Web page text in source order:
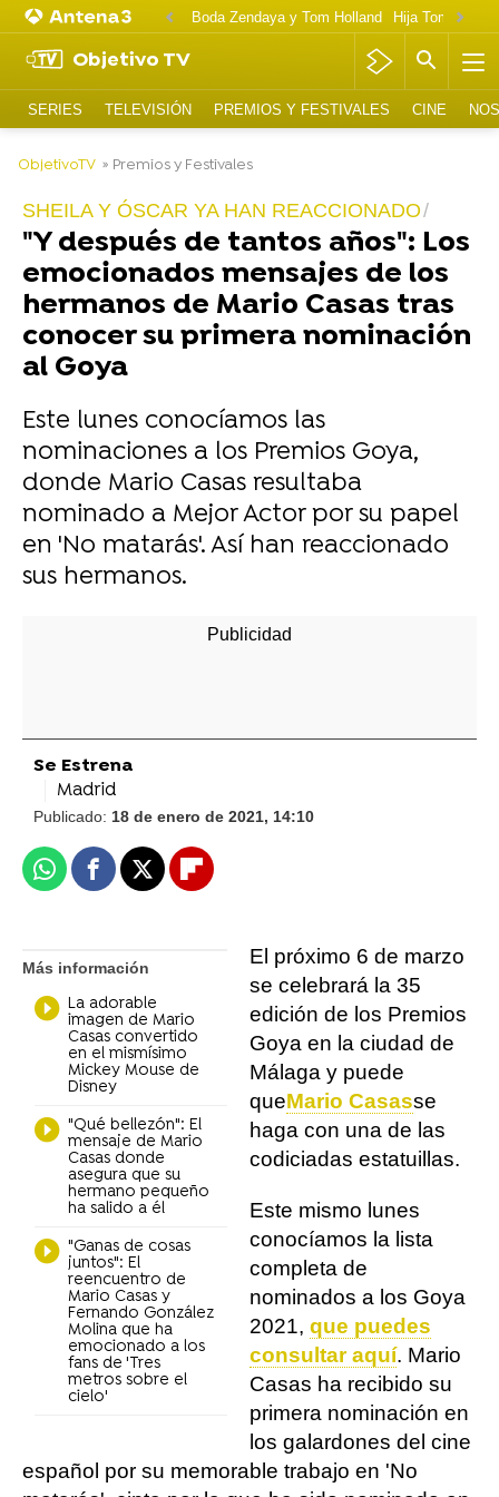
Boda Zendaya y Tom Holland Hija Tom
Objetivo TV
SERIES TELEVISIÓN PREMIOS Y FESTIVALES CINE
ObjetivoTV » Premios y Festivales
SHEILA Y ÓSCAR YA HAN REACCIONADO
"Y después de tantos años": Los
emocionados mensajes de los
hermanos de Mario Casas tras
conocer su primera nominación
al Goya
Este lunes conocíamos las
nominaciones a los Premios Goya,
donde Mario Casas resultaba
nominado a Mejor Actor por su papel
en 'No matarás'. Así han reaccionado
sus hermanos.
Se Estrena
Madrid
Publicado: 18 de enero de 2021, 14:10
WhatsappFacebook
X Flipboard
Más información
La adorable
imagen de Mario
Casas convertido
en el mismísimo
Mickey Mouse de
Disney
"Qué bellezón": El
mensaje de Mario
Casas donde
asegura que su
hermano pequeño
ha salido a él
"Ganas de cosas
juntos": El
reencuentro de
Mario Casas y
Fernando González
Molina que ha
emocionado a los
fans de 'Tres
metros sobre el
cielo'
El próximo 6 de marzo
se celebrará la 35
edición de los Premios
Goya en la ciudad de
Málaga y puede
queMario Casasse
haga con una de las
codiciadas estatuillas.
Este mismo lunes
conocíamos la lista
completa de
nominados a los Goya
2021, que puedes
consultar aquí. Mario
Casas ha recibido su
primera nominación en
los galardones del cine
español por su memorable trabajo en 'No